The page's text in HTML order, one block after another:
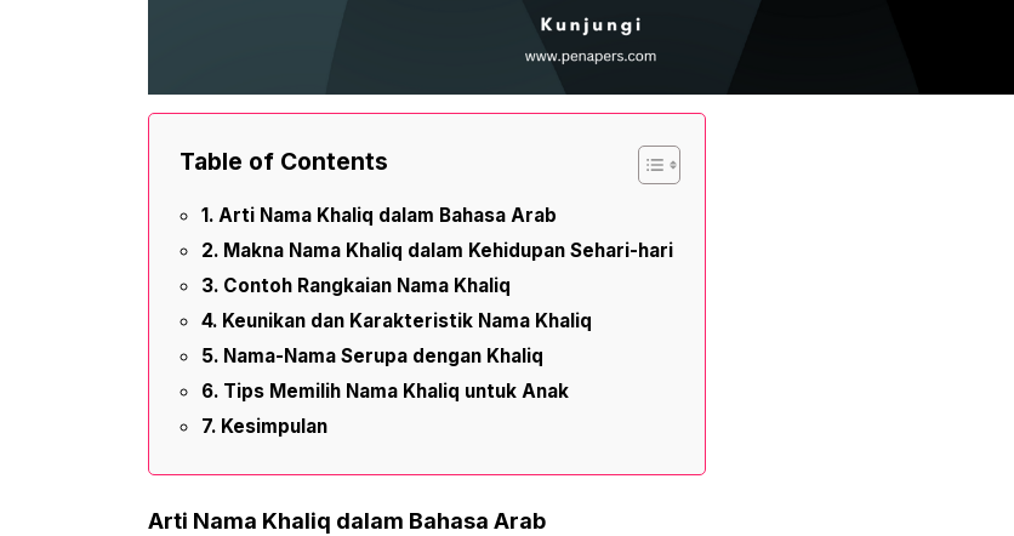
Table of Contents
Arti Nama Khaliq dalam Bahasa Arab
Makna Nama Khaliq dalam Kehidupan Sehari-hari
Contoh Rangkaian Nama Khaliq
Keunikan dan Karakteristik Nama Khaliq
Nama-Nama Serupa dengan Khaliq
Tips Memilih Nama Khaliq untuk Anak
Kesimpulan
Arti Nama Khaliq dalam Bahasa Arab